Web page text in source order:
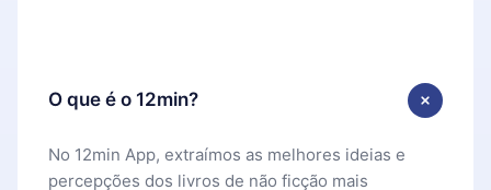
O que é o 12min?
No 12min App, extraímos as melhores ideias e
percepções dos livros de não ficção mais